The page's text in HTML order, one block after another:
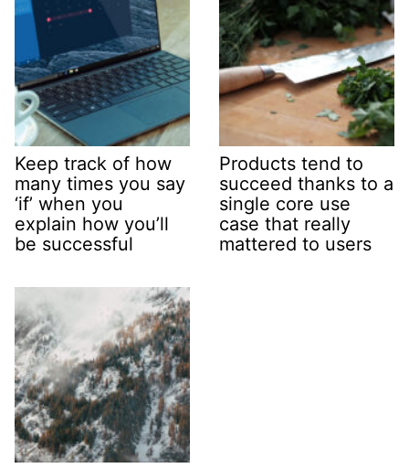
Keep track of how
many times you say
‘if’ when you
explain how you’ll
be successful
Products tend to
succeed thanks to a
single core use
case that really
mattered to users